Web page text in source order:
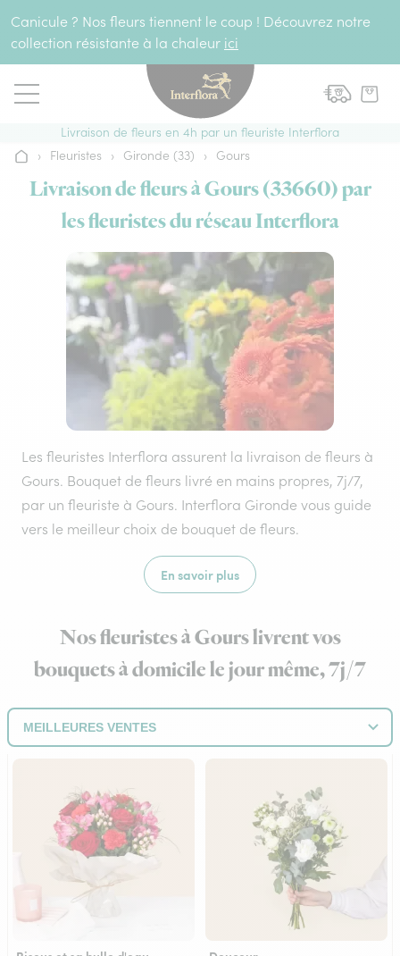
Canicule ? Nos fleurs tiennent le coup ! Découvrez notre
collection résistante à la chaleur ici
Livraison de fleurs en 4h par un fleuriste Interflora
Accueil
› Fleuristes › Gironde (33) › Gours
Livraison de fleurs à Gours (33660) par
les fleuristes du réseau Interflora
Les fleuristes Interflora assurent la livraison de fleurs à
Gours. Bouquet de fleurs livré en mains propres, 7j/7,
par un fleuriste à Gours. Interflora Gironde vous guide
vers le meilleur choix de bouquet de fleurs.
En savoir plus
Nos fleuristes à Gours livrent vos
bouquets à domicile le jour même, 7j/7